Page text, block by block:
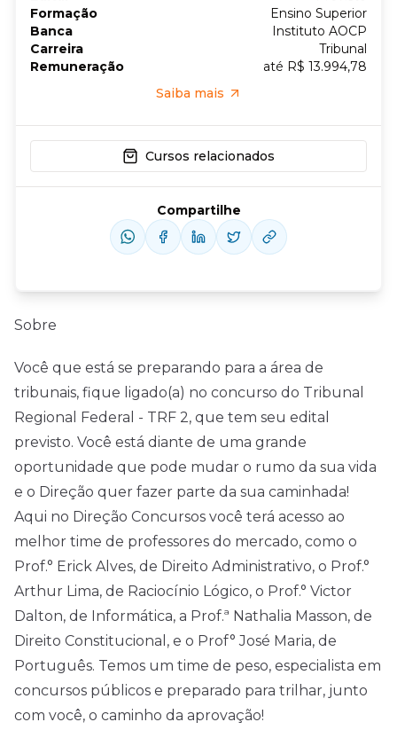
Sobre
Você que está se preparando para a área de
tribunais, fique ligado(a) no concurso do Tribunal
Regional Federal - TRF 2, que tem seu edital
previsto. Você está diante de uma grande
oportunidade que pode mudar o rumo da sua vida
e o Direção quer fazer parte da sua caminhada!
Aqui no Direção Concursos você terá acesso ao
melhor time de professores do mercado, como o
Prof.° Erick Alves, de Direito Administrativo, o Prof.°
Arthur Lima, de Raciocínio Lógico, o Prof.° Victor
Dalton, de Informática, a Prof.ª Nathalia Masson, de
Direito Constitucional, e o Prof° José Maria, de
Português. Temos um time de peso, especialista em
concursos públicos e preparado para trilhar, junto
com você, o caminho da aprovação!
Formação
Ensino Superior
Banca
Instituto AOCP
Carreira
Tribunal
Remuneração
até R$ 13.994,78
Saiba mais
Cursos relacionados
Compartilhe